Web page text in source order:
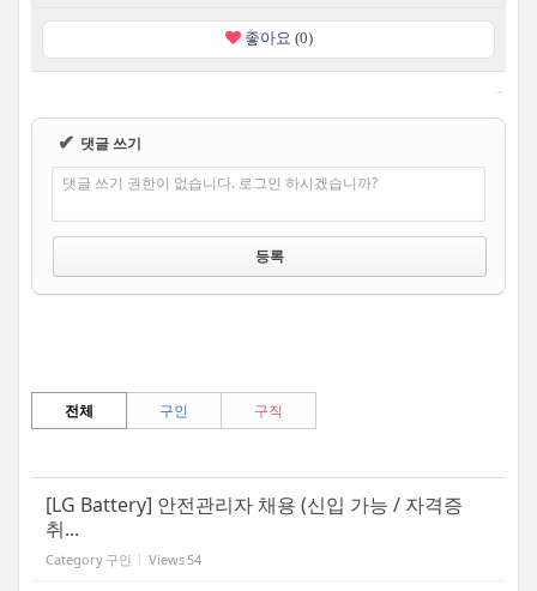
좋아요 (0)
✔ 댓글 쓰기
댓글 쓰기 권한이 없습니다. 로그인 하시겠습니까?
전체 구인 구직
[LG Battery] 안전관리자 채용 (신입 가능 / 자격증
취...
Category 구인 Views 54